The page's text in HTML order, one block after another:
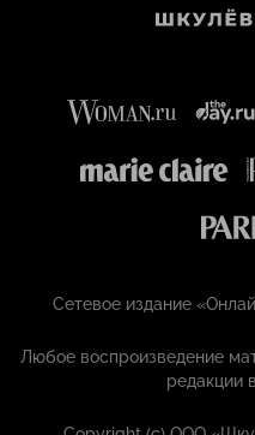
Сетевое издание
Любое воспроизведение
редакции